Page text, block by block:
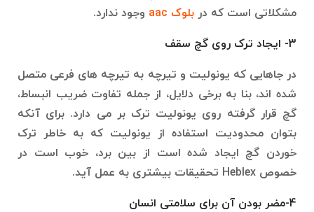
مشکلاتی است که در بلوک aac
وجود ندارد.
3- ایجاد ترک روی گچ سقف
در جاهایی که یونولیت و تیرچه به تیرچه های فرعی متصل
شده اند، بنا به برخی دلایل، از جمله تفاوت ضریب انبساط،
گچ قرار گرفته روی یونولیت ترک بر می دارد. برای آنکه
بتوان محدودیت استفاده از یونولیت که به خاطر ترک
خوردن گچ ایجاد شده است از بین برد، خوب است در
خصوص Heblex تحقیقات بیشتری به عمل آید.
4-مضر بودن آن برای سلامتی انسان